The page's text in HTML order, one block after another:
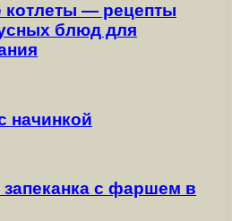
— рецепты
блюд для
начинкой
с фаршем в